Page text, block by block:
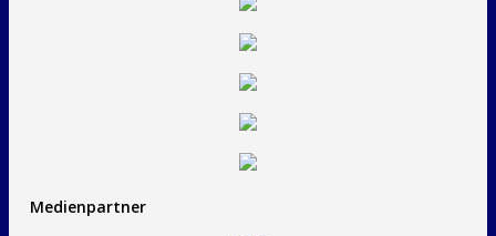
Medienpartner